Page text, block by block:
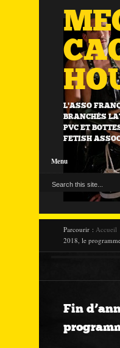
L'ASSO
BRANCHÉS
PVC ET
FETISH
Menu
Parcourir : Accueil
2018, le
Fin